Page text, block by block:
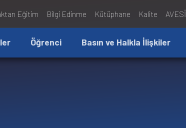
Eğitim Bilgi Edinme Kütüphane Kalite
Öğrenci Basın ve Halkla İlişkiler